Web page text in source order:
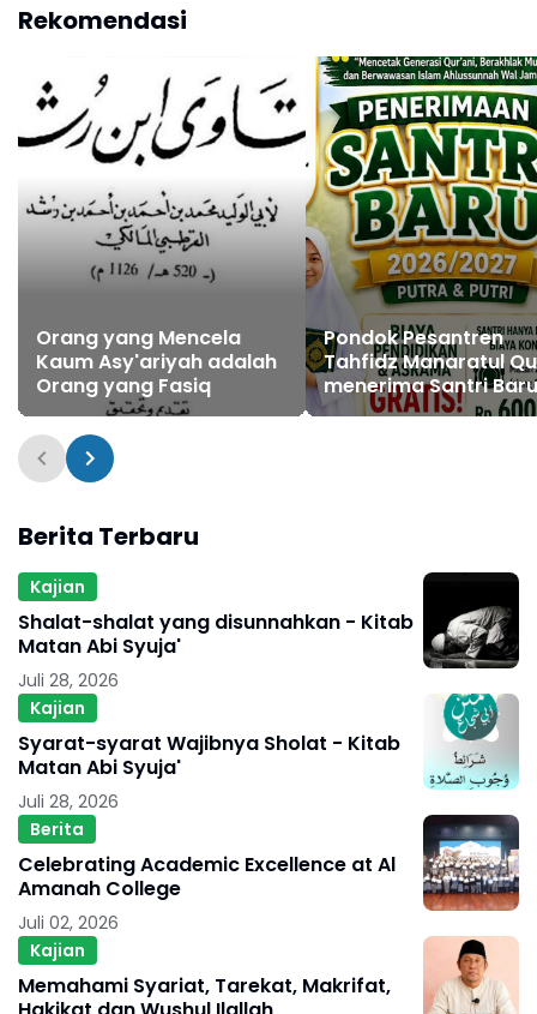
Rekomendasi
Orang yang Mencela
Kaum Asy'ariyah adalah
Orang yang Fasiq
Pondok Pesantren
Tahfidz Manaratul
menerima Santri Baru
Berita Terbaru
Kajian
Shalat-shalat yang disunnahkan - Kitab
Matan Abi Syuja'
Juli 28, 2026
Kajian
Syarat-syarat Wajibnya Sholat - Kitab
Matan Abi Syuja'
Juli 28, 2026
Berita
Celebrating Academic Excellence at Al
Amanah College
Juli 02, 2026
Kajian
Memahami Syariat, Tarekat, Makrifat,